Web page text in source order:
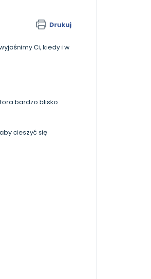
Drukuj
Ci, kiedy i w
bardzo blisko
cieszyć się